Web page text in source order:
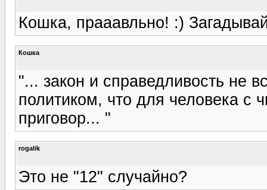
Кошка, прааавльно! :)
Кошка
"... закон и справедливость не
политиком, что для человека с
приговор... "
rogalik
Это не "12" случайно?